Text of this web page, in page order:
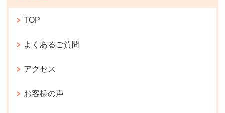
TOP
よくあるご質問
アクセス
お客様の声